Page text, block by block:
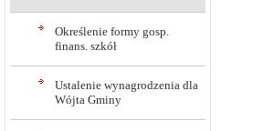
Określenie formy gosp.
finans. szkół
Ustalenie wynagrodzenia dla
Wójta Gminy